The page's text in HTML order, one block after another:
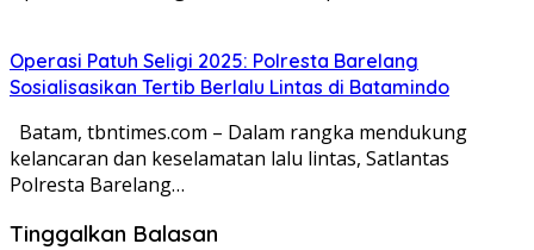
Operasi Patuh Seligi 2025: Polresta Barelang
Sosialisasikan Tertib Berlalu Lintas di Batamindo
Batam, tbntimes.com – Dalam rangka mendukung
kelancaran dan keselamatan lalu lintas, Satlantas
Polresta Barelang…
Tinggalkan Balasan